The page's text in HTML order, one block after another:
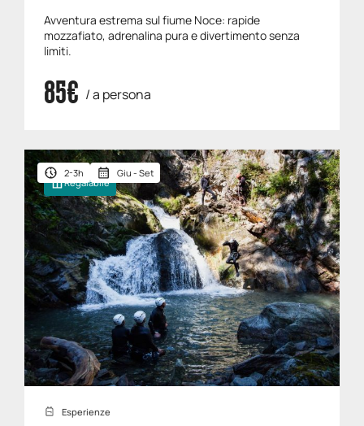
Avventura estrema sul fiume Noce: rapide
mozzafiato, adrenalina pura e divertimento senza
limiti.
85€ / a persona
Regalabile
2-3h Giu - Set
Esperienze